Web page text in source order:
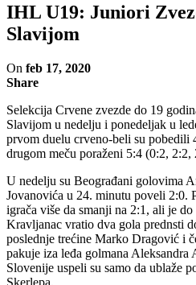
IHL U19: Juniori
Slavijom
On feb 17, 2020
Share
Selekcija Crvene zvezde do 19
Slavijom u nedelju i ponedeljak u
prvom duelu crveno-beli su pobedili
drugom meču poraženi 5:4 (0:2, 2:2,
U nedelju su Beograđani golovima
Jovanovića u 24. minutu poveli 2:0.
igrača više da smanji na 2:1, ali je
Kravljanac vratio dva gola prednsti
poslednje trećine Marko Dragović i
pakuje iza leđa golmana Aleksandra
Slovenije uspeli su samo da ublaže
Skerlepa.